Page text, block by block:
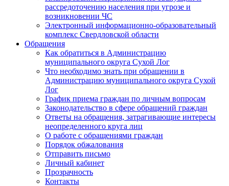
рассредоточению населения при угрозе и
возникновении ЧС
Электронный информационно-образовательный
комплекс Свердловской области
Обращения
Как обратиться в Администрацию
муниципального округа Сухой Лог
Что необходимо знать при обращении в
Администрацию муниципального округа Сухой
Лог
График приема граждан по личным вопросам
Законодательство в сфере обращений граждан
Ответы на обращения, затрагивающие интересы
неопределенного круга лиц
О работе с обращениями граждан
Порядок обжалования
Отправить письмо
Личный кабинет
Прозрачность
Контакты